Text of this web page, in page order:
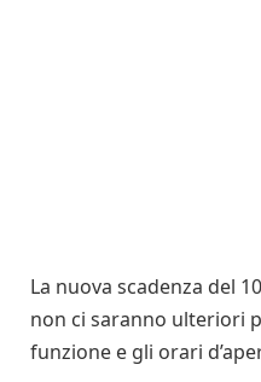
La nuova scadenza del
non ci saranno ulteriori
funzione e gli orari